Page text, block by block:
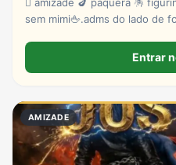
🫟 amizade 🍆 paquera 🪅
sem mimi🖕.adms do lado de
Entrar
AMIZADE